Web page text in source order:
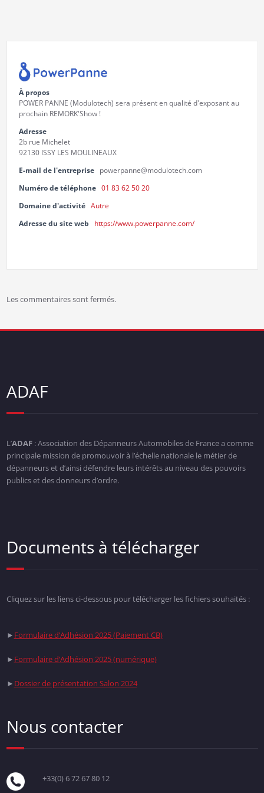
À propos
POWER PANNE (Modulotech) sera présent en qualité d'exposant au
prochain REMORK'Show !
Adresse
2b rue Michelet
92130 ISSY LES MOULINEAUX
E-mail de l'entreprise
powerpanne@modulotech.com
Numéro de téléphone 01 83 62 50 20
Domaine d'activité Autre
Adresse du site web
https://www.powerpanne.com/
Les commentaires sont fermés.
ADAF
L’ADAF: Association des Dépanneurs Automobiles de France a comme
principale mission de promouvoir à l’échelle nationale le métier de
dépanneurs et d’ainsi défendre leurs intérêts au niveau des pouvoirs
publics et des donneurs d’ordre.
Documents à télécharger
Cliquez sur les liens ci-dessous pour télécharger les fichiers souhaités :
► Formulaire d’Adhésion 2025 (Paiement CB)
► Formulaire d’Adhésion 2025 (numérique)
► Dossier de présentation Salon 2024
Nous contacter
+33(0) 6 72 67 80 12